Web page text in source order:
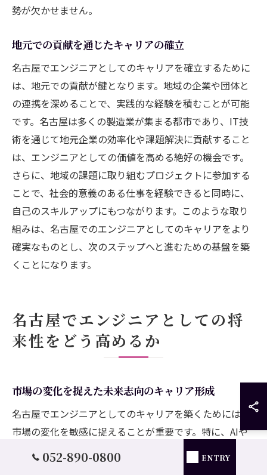
勢が欠かせません。
地元での貢献を通じたキャリアの確立
名古屋でエンジニアとしてのキャリアを確立するために
は、地元での貢献が鍵となります。地域の企業や団体と
の連携を深めることで、実践的な経験を積むことが可能
です。名古屋は多くの製造業が集まる都市であり、IT技
術を通じて地元企業の効率化や課題解決に貢献すること
は、エンジニアとしての価値を高める絶好の機会です。
さらに、地域の課題に取り組むプロジェクトに参加する
ことで、社会的意義のある仕事を経験できると同時に、
自己のスキルアップにもつながります。このような取り
組みは、名古屋でのエンジニアとしてのキャリアをより
確実なものとし、次のステップへと進むための基盤を築
くことになります。
名古屋でエンジニアとしての将
来性をどう高めるか
市場の変化を捉えた未来志向のキャリア形成
名古屋でエンジニアとしてのキャリアを築くためには、
市場の変化を敏感に捉えることが重要です。特に、AIや
IoTなどの先端技術が進化する中、これらの技術を活用
できるスキルセットを持つことが求められます。AIに関
052-890-0800 ENTRY